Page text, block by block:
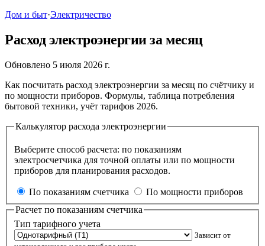
Дом и быт·Электричество
Расход электроэнергии за месяц
Обновлено 5 июля 2026 г.
Как посчитать расход электроэнергии за месяц по счётчику и
по мощности приборов. Формулы, таблица потребления
бытовой техники, учёт тарифов 2026.
Калькулятор расхода электроэнергии
Выберите способ расчета: по показаниям
электросчетчика для точной оплаты или по мощности
приборов для планирования расходов.
По показаниям счетчика
По мощности приборов
Расчет по показаниям счетчика
Тип тарифного учета
Зависит от